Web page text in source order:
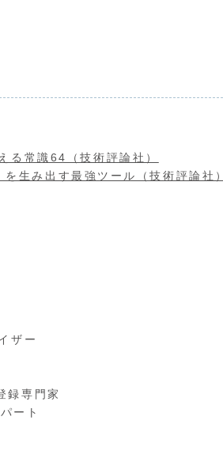
常識64（技術評論社）
生み出す最強ツール（技術評論社）
ザー
録専門家
ート